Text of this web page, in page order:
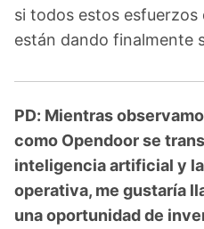
si todos estos
están dando finalmente
PD: Mientras
como Opendoor se
inteligencia artificial y
operativa, me gustaría
una oportunidad de